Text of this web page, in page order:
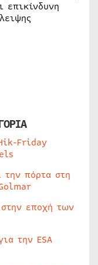
επικίνδυνη
Friday
την πόρτα στη
εποχή των
την ESA